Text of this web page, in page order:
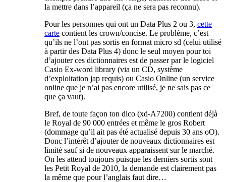
la mettre dans l’appareil (ça ne sera pas reconnu).
Pour les personnes qui ont un Data Plus 2 ou 3, cette
carte contient les crown/concise. Le problème, c’est
qu’ils ne l’ont pas sortis en format micro sd (celui utilisé
à partir des Data Plus 4) donc le seul moyen pour toi
d’ajouter ces dictionnaires est de passer par le logiciel
Casio Ex-word library (via un CD, système
d’exploitation jap requis) ou Casio Online (un service
online que je n’ai pas encore utilisé, je ne sais pas ce
que ça vaut).
Bref, de toute façon ton dico (xd-A7200) contient déjà
le Royal de 90 000 entrées et même le gros Robert
(dommage qu’il ait pas été actualisé depuis 30 ans oO).
Donc l’intérêt d’ajouter de nouveaux dictionnaires est
limité sauf si de nouveaux apparaissent sur le marché.
On les attend toujours puisque les derniers sortis sont
les Petit Royal de 2010, la demande est clairement pas
la même que pour l’anglais faut dire…